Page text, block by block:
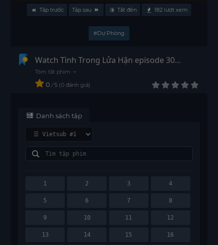
Tập trước Tập sau Tắt đèn 182lượt xem
#Dự Phòng
Watch Tình Trong Lửa Hận episode 30
Thuyết Minh - HD
0 / 5 0 đánh giá
Danh sách tập
1 2 3 4
5 6 7 8
9 10 11 12
13 14 15 16